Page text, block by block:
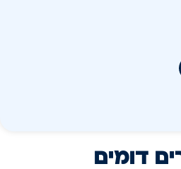
דומים